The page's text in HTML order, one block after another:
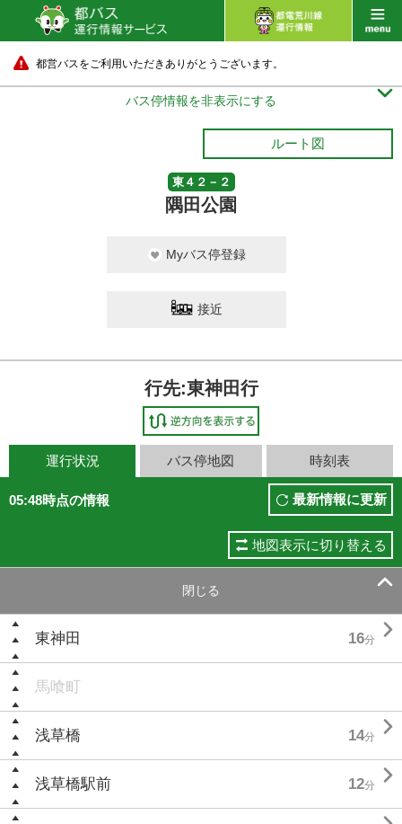
都営バスをご利用いただきありがとうございます。
バス停情報を非表示にする 
ルート図
東４２－２
隅田公園
Myバス停登録
接近
行先:東神田行
運行状況 バス停地図 時刻表
05:48時点の情報 最新情報に更新
地図表示に切り替える
閉じる 
東神田 16分 
馬喰町
浅草橋 14分 
浅草橋駅前 12分 